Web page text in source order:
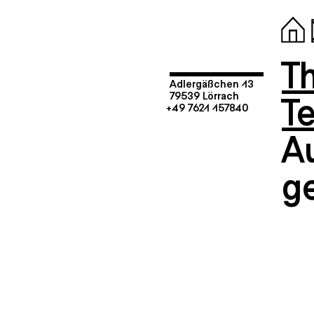
Adlergäßchen 13
79539 Lörrach
+49 7621 157840